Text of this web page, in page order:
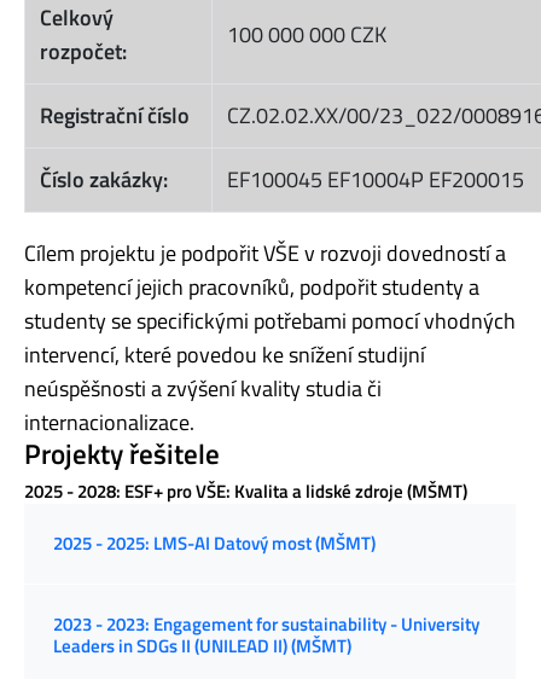
Celkový
rozpočet:
100 000 000 CZK
Registrační číslo
CZ.02.02.XX/00/23_022/
Číslo zakázky:
EF100045 EF10004P EF200015
Cílem projektu je podpořit VŠE v rozvoji dovedností a
kompetencí jejich pracovníků, podpořit studenty a
studenty se specifickými potřebami pomocí vhodných
intervencí, které povedou ke snížení studijní
neúspěšnosti a zvýšení kvality studia či
internacionalizace.
Projekty řešitele
2025 - 2028: ESF+ pro VŠE: Kvalita a lidské zdroje (MŠMT)
2025 - 2025: LMS-AI Datový most (MŠMT)
2023 - 2023: Engagement for sustainability - University
Leaders in SDGs II (UNILEAD II) (MŠMT)